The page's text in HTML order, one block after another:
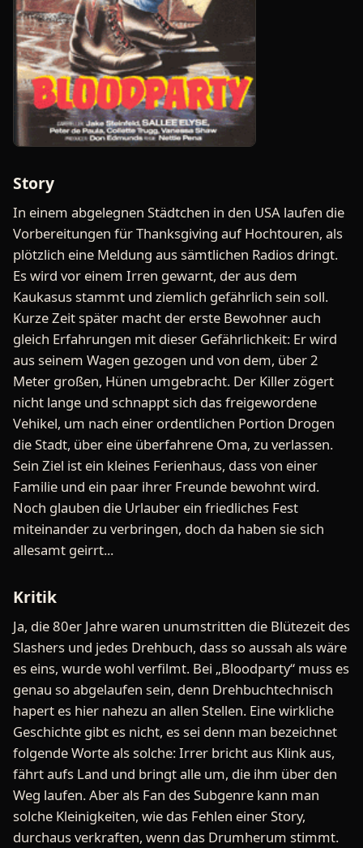
Story
In einem abgelegnen Städtchen in den USA laufen die
Vorbereitungen für Thanksgiving auf Hochtouren, als
plötzlich eine Meldung aus sämtlichen Radios dringt.
Es wird vor einem Irren gewarnt, der aus dem
Kaukasus stammt und ziemlich gefährlich sein soll.
Kurze Zeit später macht der erste Bewohner auch
gleich Erfahrungen mit dieser Gefährlichkeit: Er wird
aus seinem Wagen gezogen und von dem, über 2
Meter großen, Hünen umgebracht. Der Killer zögert
nicht lange und schnappt sich das freigewordene
Vehikel, um nach einer ordentlichen Portion Drogen
die Stadt, über eine überfahrene Oma, zu verlassen.
Sein Ziel ist ein kleines Ferienhaus, dass von einer
Familie und ein paar ihrer Freunde bewohnt wird.
Noch glauben die Urlauber ein friedliches Fest
miteinander zu verbringen, doch da haben sie sich
allesamt geirrt...
Kritik
Ja, die 80er Jahre waren unumstritten die Blütezeit des
Slashers und jedes Drehbuch, dass so aussah als wäre
es eins, wurde wohl verfilmt. Bei „Bloodparty“ muss es
genau so abgelaufen sein, denn Drehbuchtechnisch
hapert es hier nahezu an allen Stellen. Eine wirkliche
Geschichte gibt es nicht, es sei denn man bezeichnet
folgende Worte als solche: Irrer bricht aus Klink aus,
fährt aufs Land und bringt alle um, die ihm über den
Weg laufen. Aber als Fan des Subgenre kann man
solche Kleinigkeiten, wie das Fehlen einer Story,
durchaus verkraften, wenn das Drumherum stimmt.